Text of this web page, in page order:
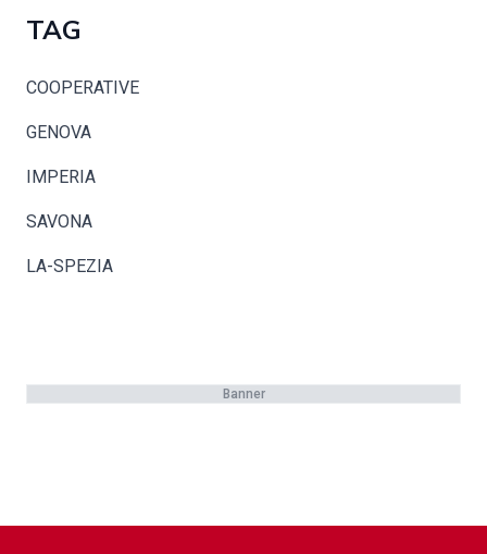
TAG
COOPERATIVE
GENOVA
IMPERIA
SAVONA
LA-SPEZIA
Banner